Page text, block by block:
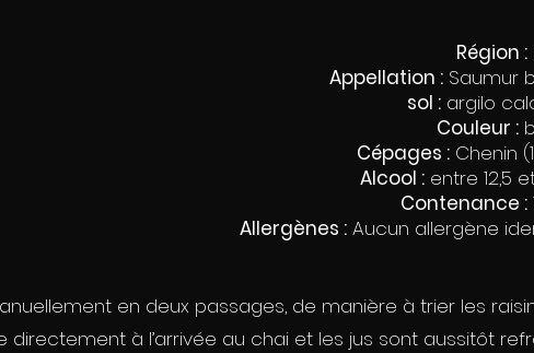
Région :
Appellation : Saumur
sol : argilo
Couleur :
Cépages : Chenin
Alcool : entre 12,5
Contenance :
Allergènes : Aucun allergène
en deux passages, de manière à trier les
directement à l’arrivée au chai et les jus sont aussitôt